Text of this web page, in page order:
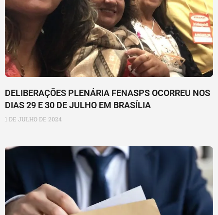
DELIBERAÇÕES PLENÁRIA FENASPS OCORREU NOS
DIAS 29 E 30 DE JULHO EM BRASÍLIA
1 DE JULHO DE 2024